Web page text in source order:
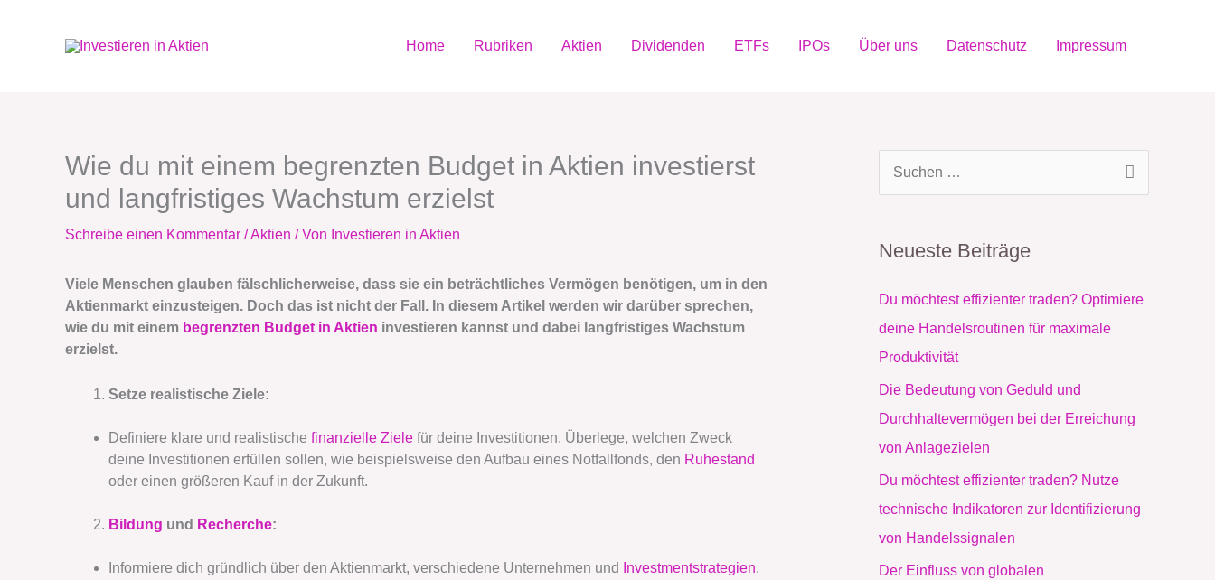
Home Rubriken Aktien Dividenden ETFs IPOs Über uns Datenschutz Impressum
Wie du mit einem begrenzten Budget in Aktien investierst
und langfristiges Wachstum erzielst
Schreibe einen Kommentar /Aktien / Von Investieren in Aktien
Viele Menschen glauben fälschlicherweise, dass sie ein beträchtliches Vermögen benötigen, um in den
Aktienmarkt einzusteigen. Doch das ist nicht der Fall. In diesem Artikel werden wir darüber sprechen,
wie du mit einem begrenzten Budget in Aktien investieren kannst und dabei langfristiges Wachstum
erzielst.
Setze realistische Ziele:
Definiere klare und realistische finanzielle Ziele für deine Investitionen. Überlege, welchen Zweck
deine Investitionen erfüllen sollen, wie beispielsweise den Aufbau eines Notfallfonds, den Ruhestand
oder einen größeren Kauf in der Zukunft.
Bildung und Recherche:
Informiere dich gründlich über den Aktienmarkt, verschiedene Unternehmen und Investmentstrategien.
e
n
n
Neueste Beiträge
Du möchtest effizienter traden? Optimiere
deine Handelsroutinen für maximale
Produktivität
Die Bedeutung von Geduld und
Durchhaltevermögen bei der Erreichung
von Anlagezielen
Du möchtest effizienter traden? Nutze
technische Indikatoren zur Identifizierung
von Handelssignalen
Der Einfluss von globalen